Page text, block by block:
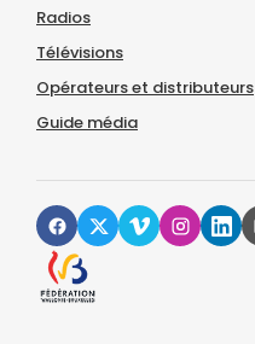
Radios
Télévisions
Opérateurs et distributeurs
Guide média